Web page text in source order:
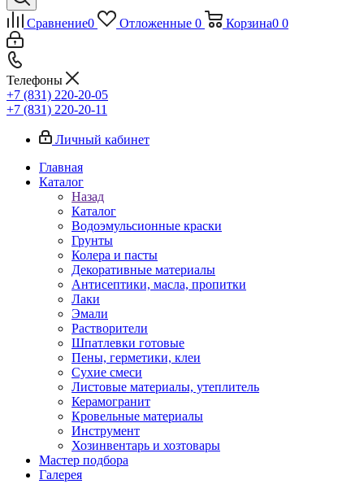
Сравнение0 Отложенные 0 Корзина0 0
Телефоны
+7 (831) 220-20-05
+7 (831) 220-20-11
Личный кабинет
Главная
Каталог
Назад
Каталог
Водоэмульсионные краски
Грунты
Колера и пасты
Декоративные материалы
Антисептики, масла, пропитки
Лаки
Эмали
Растворители
Шпатлевки готовые
Пены, герметики, клеи
Сухие смеси
Листовые материалы, утеплитель
Керамогранит
Кровельные материалы
Инструмент
Хозинвентарь и хозтовары
Мастер подбора
Галерея